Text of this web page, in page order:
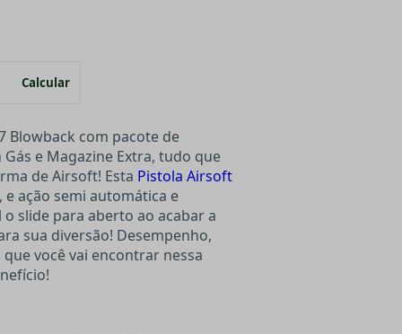
Calcular
Blowback com pacote de
e Magazine Extra, tudo que
de Airsoft! Esta Pistola Airsoft
ação semi automática e
slide para aberto ao acabar a
sua diversão! Desempenho,
você vai encontrar nessa